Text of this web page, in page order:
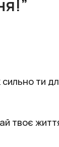
сильно ти
твоє